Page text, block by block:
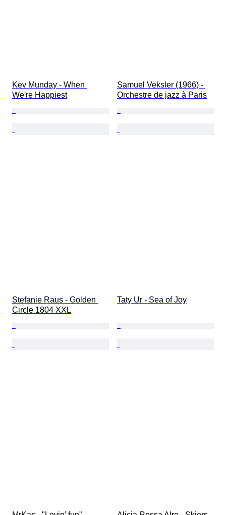
Kev Munday - When
We're Happiest
Samuel Veksler (1966) -
Orchestre de jazz à Paris
Stefanie Raus - Golden
Circle 1804 XXL
Taty Ur - Sea of Joy